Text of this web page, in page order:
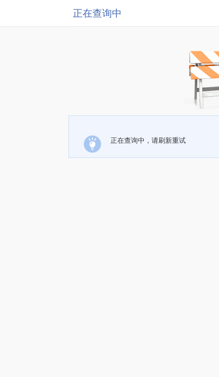
正在查询中
正在查询中，请刷新重试